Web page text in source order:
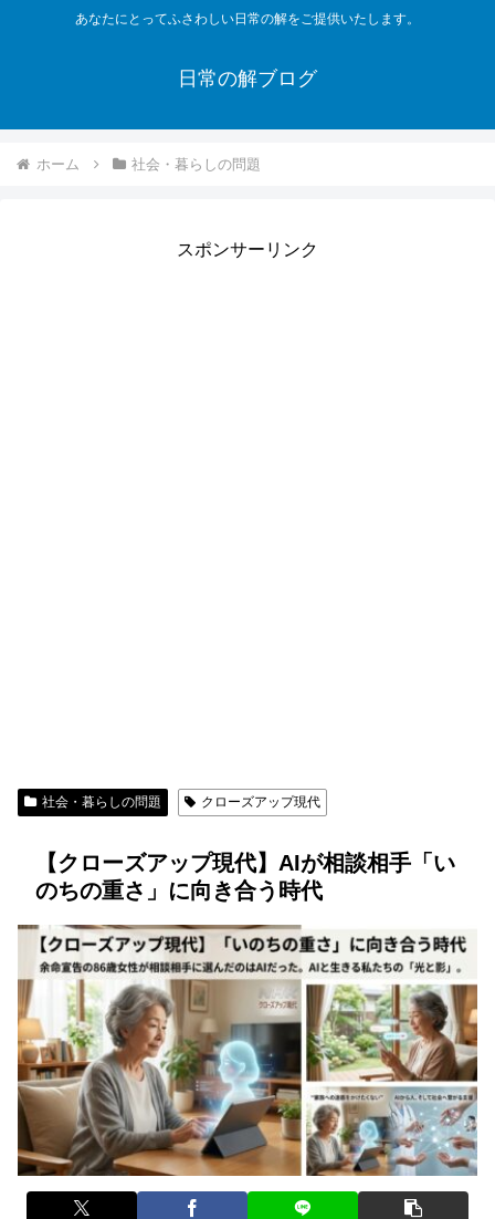
あなたにとってふさわしい日常の解をご提供いたします。
日常の解ブログ
ホーム 社会・暮らしの問題
スポンサーリンク
社会・暮らしの問題 クローズアップ現代
【クローズアップ現代】AIが相談相手「い
のちの重さ」に向き合う時代